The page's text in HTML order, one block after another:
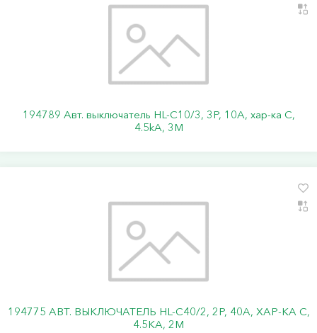
194789 Авт. выключатель HL-C10/3, 3P, 10A, хар-ка C,
4.5kA, 3M
194775 АВТ. ВЫКЛЮЧАТЕЛЬ HL-C40/2, 2P, 40A, ХАР-КА C,
4.5KA, 2M